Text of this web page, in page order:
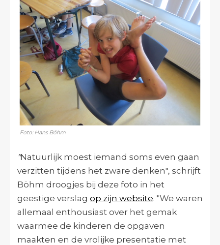
Foto: Hans Böhm
"Natuurlijk moest iemand soms even gaan
verzitten tijdens het zware denken", schrijft
Böhm droogjes bij deze foto in het
geestige verslag op zijn website. "We waren
allemaal enthousiast over het gemak
waarmee de kinderen de opgaven
maakten en de vrolijke presentatie met